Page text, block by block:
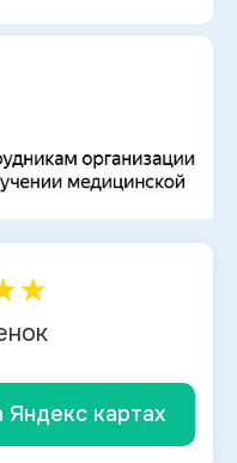
★
Яндекс картах